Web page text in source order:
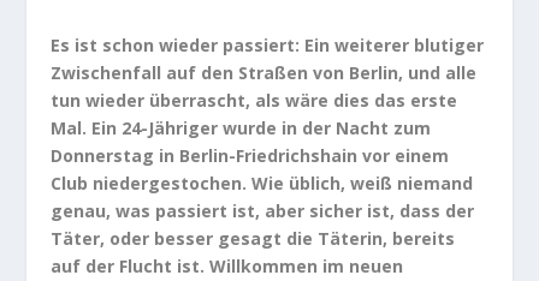
Es ist schon wieder passiert: Ein weiterer blutiger
Zwischenfall auf den Straßen von Berlin, und alle
tun wieder überrascht, als wäre dies das erste
Mal. Ein 24-Jähriger wurde in der Nacht zum
Donnerstag in Berlin-Friedrichshain vor einem
Club niedergestochen. Wie üblich, weiß niemand
genau, was passiert ist, aber sicher ist, dass der
Täter, oder besser gesagt die Täterin, bereits
auf der Flucht ist. Willkommen im neuen